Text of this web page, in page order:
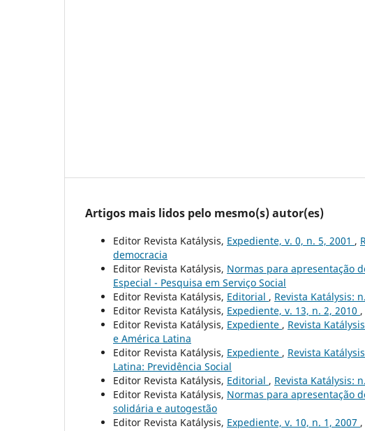
Artigos mais lidos pelo mesmo(s) autor(es)
Editor Revista Katálysis, Expediente, v. 0, n. 5, 2001 ,
democracia
Editor Revista Katálysis, Normas para apresentação
Especial - Pesquisa em Serviço Social
Editor Revista Katálysis, Editorial , Revista Katálysis:
Editor Revista Katálysis, Expediente, v. 13, n. 2, 2010 ,
Editor Revista Katálysis, Expediente , Revista
e América Latina
Editor Revista Katálysis, Expediente , Revista
Latina: Previdência Social
Editor Revista Katálysis, Editorial , Revista Katálysis:
Editor Revista Katálysis, Normas para apresentação
solidária e autogestão
Editor Revista Katálysis, Expediente, v. 10, n. 1, 2007 ,